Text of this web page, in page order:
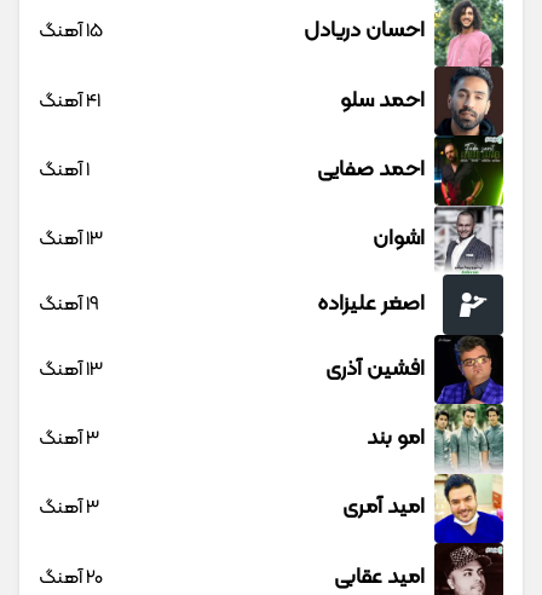
احسان دریادل 15 آهنگ
احمد سلو 41 آهنگ
احمد صفایی 1 آهنگ
اشوان 13 آهنگ
اصغر علیزاده 19 آهنگ
افشین آذری 13 آهنگ
امو بند 3 آهنگ
امید آمری 3 آهنگ
امید عقابی 20 آهنگ